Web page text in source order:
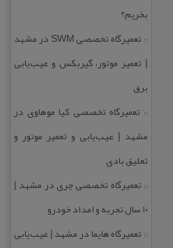
بخریم؟
::
تعمیرگاه تخصصی SWM در مشهد
| تعمیر موتور، گیربكس و عیب‌یابی
برق
:: تعمیرگاه تخصصی كیا موهاوی در
مشهد | عیب‌یابی و تعمیر موتور و
تعلیق بادی
:: تعمیرگاه تخصصی چری در مشهد |
۱۰ سال تجربه و امداد خودرو
:: تعمیرگاه هایما در مشهد | عیب‌یابی